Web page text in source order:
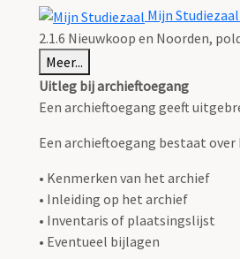
Mijn
2.1.6 Nieuwkoop en Noorden,
Meer...
Uitleg bij archieftoegang
Een archieftoegang geeft
Een archieftoegang bestaat
• Kenmerken van het archief
• Inleiding op het archief
• Inventaris of plaatsingslijst
• Eventueel bijlagen